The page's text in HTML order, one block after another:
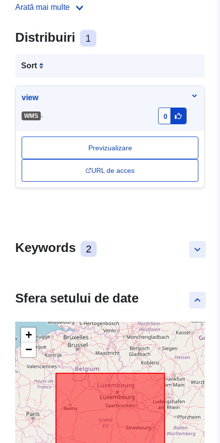
Arată mai multe
Distribuiri 1
Sort
view
WMS - 0
Previzualizare
URL de acces
keyboard_arrow_down
Keywords 2
keyboard_arrow_up
Sfera setului de date
+
−